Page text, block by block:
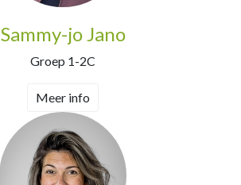
Sammy-jo Jano
Groep 1-2C
Meer info